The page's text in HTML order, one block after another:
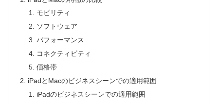
モビリティ
ソフトウェア
パフォーマンス
コネクティビティ
価格帯
iPadとMacのビジネスシーンでの適用範囲
iPadのビジネスシーンでの適用範囲